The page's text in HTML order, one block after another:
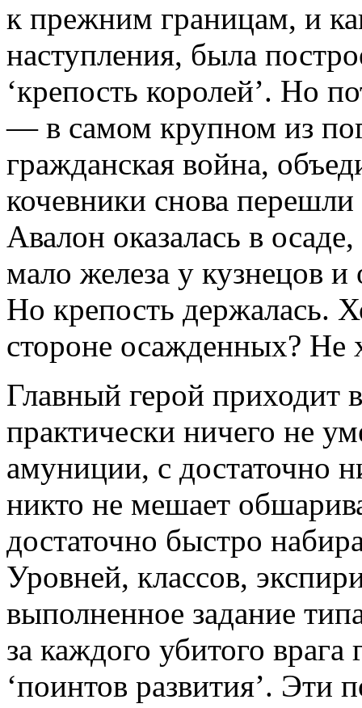
к прежним границам, и
наступления, была
‘крепость королей’. Но
— в самом крупном из
гражданская война,
кочевники снова
Авалон оказалась в
мало железа у кузнецов
Но крепость держалась.
стороне осажденных? Не
Главный герой приходит
практически ничего не
амуниции, с достаточно
никто не мешает
достаточно быстро
Уровней, классов,
выполненное задание
за каждого убитого врага
‘поинтов развития’. Эти